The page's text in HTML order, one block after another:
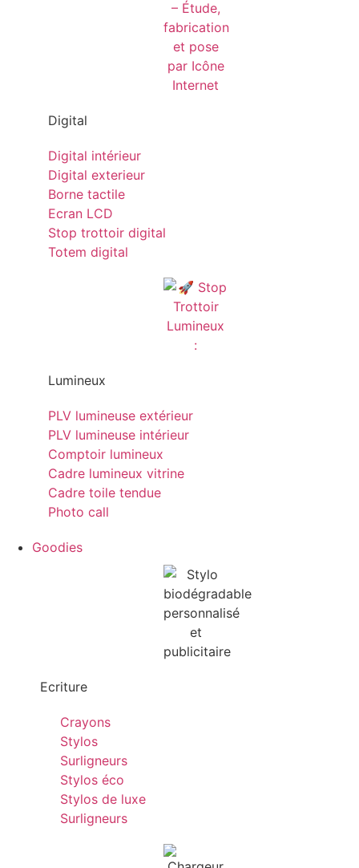
Digital
Digital intérieur
Digital exterieur
Borne tactile
Ecran LCD
Stop trottoir digital
Totem digital
Lumineux
PLV lumineuse extérieur
PLV lumineuse intérieur
Comptoir lumineux
Cadre lumineux vitrine
Cadre toile tendue
Photo call
Goodies
Ecriture
Crayons
Stylos
Surligneurs
Stylos éco
Stylos de luxe
Surligneurs